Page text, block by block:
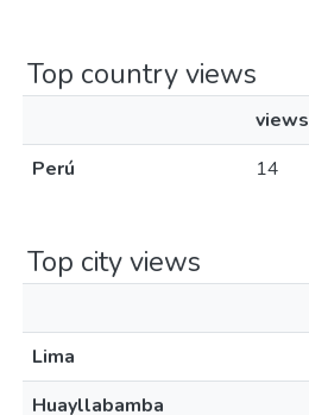
Top country views
views
Perú
14
Top city views
Lima
Huayllabamba